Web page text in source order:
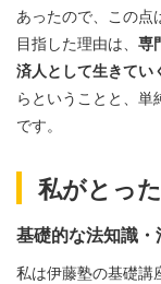
あったので、この点
目指した理由は、 専
済人として生きてい
らということと、単
です。
私がとっ
基礎的な法知識
私は伊藤塾の基礎講